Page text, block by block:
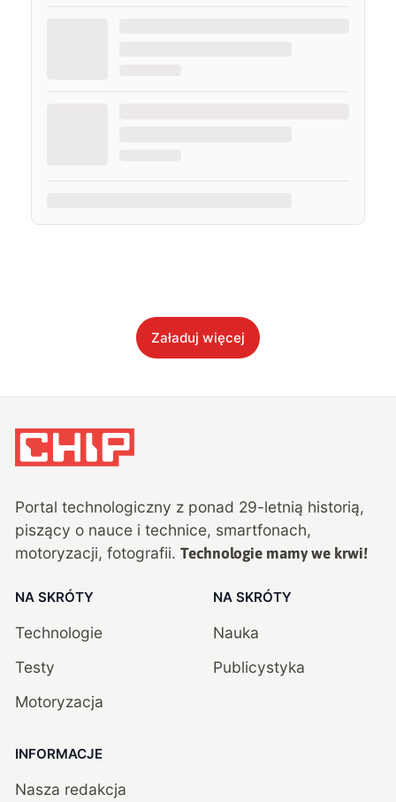
Załaduj więcej
Portal technologiczny z ponad 29-letnią historią,
piszący o nauce i technice, smartfonach,
motoryzacji, fotografii. Technologie mamy we krwi!
NA SKRÓTY
Technologie
Testy
Motoryzacja
NA SKRÓTY
Nauka
Publicystyka
INFORMACJE
Nasza redakcja